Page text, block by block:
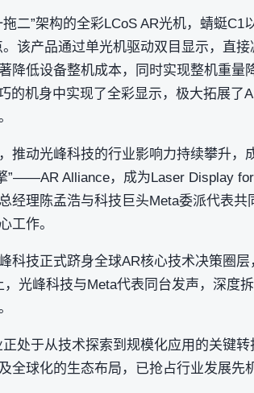
二”架构的全彩LCoS AR光机，蜻蜓
。该产品通过单光机驱动双目显示，直
降低设备整机成本，同时实现整机重
的机身中实现了全彩显示，极大拓展
推动光峰科技的行业影响力持续攀升
”——AR Alliance，成为Laser Display
经理陈孟浩与科技巨头Meta委派代表
工作。
科技正式跻身全球AR核心技术决策圈
光峰科技与Meta代表同台发声，深度
处于从技术探索到规模化应用的关键
全球化的生态布局，已抢占行业发展先